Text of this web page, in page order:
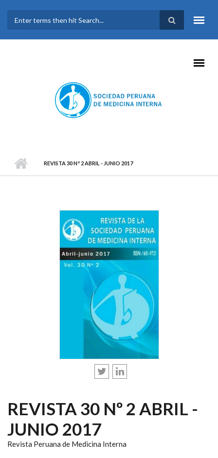
FORMULARIO DE
BÚSQUEDA
REVISTA 30 Nº 2 ABRIL - JUNIO 2017
REVISTA 30 Nº 2 ABRIL -
JUNIO 2017
Revista Peruana de Medicina Interna